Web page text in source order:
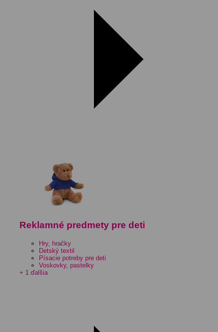
Reklamné predmety pre deti
Hry, hračky
Detský textil
Písacie potreby pre deti
Voskovky, pastelky
+ 1 ďalšia